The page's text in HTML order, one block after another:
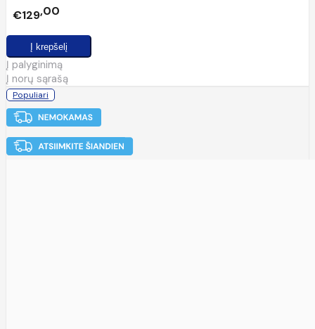
€129 00
Į palyginimą
Į norų sąrašą
Populiari